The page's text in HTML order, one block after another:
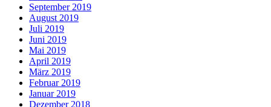
September 2019
August 2019
Juli 2019
Juni 2019
Mai 2019
April 2019
März 2019
Februar 2019
Januar 2019
Dezember 2018